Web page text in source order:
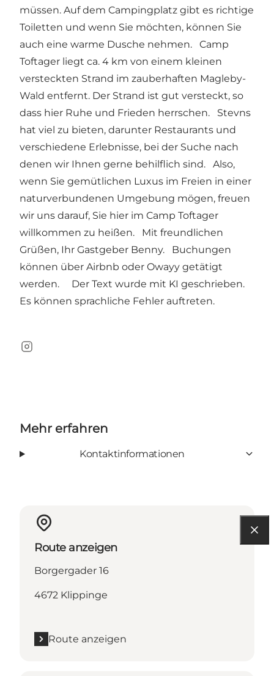
müssen. Auf dem Campingplatz gibt es richtige
Toiletten und wenn Sie möchten, können Sie
auch eine warme Dusche nehmen. Camp
Toftager liegt ca. 4 km von einem kleinen
versteckten Strand im zauberhaften Magleby-
Wald entfernt. Der Strand ist gut versteckt, so
dass hier Ruhe und Frieden herrschen. Stevns
hat viel zu bieten, darunter Restaurants und
verschiedene Erlebnisse, bei der Suche nach
denen wir Ihnen gerne behilflich sind. Also,
wenn Sie gemütlichen Luxus im Freien in einer
naturverbundenen Umgebung mögen, freuen
wir uns darauf, Sie hier im Camp Toftager
willkommen zu heißen. Mit freundlichen
Grüßen, Ihr Gastgeber Benny. Buchungen
können über Airbnb oder Owayy getätigt
werden. Der Text wurde mit KI geschrieben.
Es können sprachliche Fehler auftreten.
Instagram
Mehr erfahren
Kontaktinformationen
Route anzeigen
Borgergader 16
4672 Klippinge
Route anzeigen